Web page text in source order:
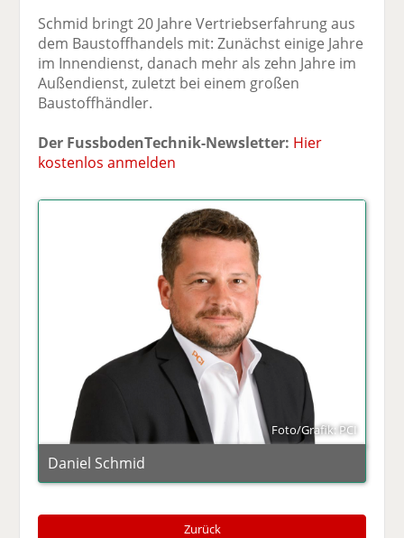
il
e
n
n e
n
Schmid bringt 20 Jahre Vertriebserfahrung aus
dem Baustoffhandels mit: Zunächst einige Jahre
im Innendienst, danach mehr als zehn Jahre im
Außendienst, zuletzt bei einem großen
Baustoffhändler.
Der FussbodenTechnik-Newsletter: Hier
kostenlos anmelden
Foto/Grafik: PCI
Daniel Schmid
Zurück